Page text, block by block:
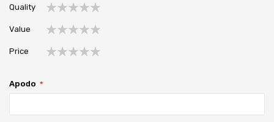
Quality
estrella
estrellas
estrellas
estrellas
estrellas
Value
estrella
estrellas
estrellas
estrellas
estrellas
Price
Apodo